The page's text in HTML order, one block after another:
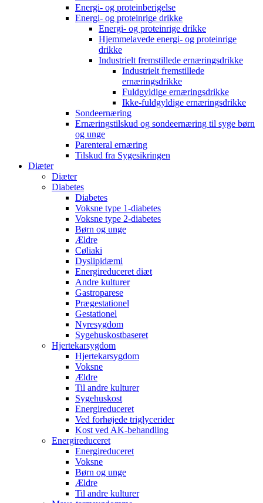
Energi- og proteinberigelse
Energi- og proteinrige drikke
Energi- og proteinrige drikke
Hjemmelavede energi- og proteinrige
drikke
Industrielt fremstillede ernæringsdrikke
Industrielt fremstillede
ernæringsdrikke
Fuldgyldige ernæringsdrikke
Ikke-fuldgyldige ernæringsdrikke
Sondeernæring
Ernæringstilskud og sondeernæring til syge børn
og unge
Parenteral ernæring
Tilskud fra Sygesikringen
Diæter
Diæter
Diabetes
Diabetes
Voksne type 1-diabetes
Voksne type 2-diabetes
Børn og unge
Ældre
Cøliaki
Dyslipidæmi
Energireduceret diæt
Andre kulturer
Gastroparese
Prægestationel
Gestationel
Nyresygdom
Sygehuskostbaseret
Hjertekarsygdom
Hjertekarsygdom
Voksne
Ældre
Til andre kulturer
Sygehuskost
Energireduceret
Ved forhøjede triglycerider
Kost ved AK-behandling
Energireduceret
Energireduceret
Voksne
Børn og unge
Ældre
Til andre kulturer